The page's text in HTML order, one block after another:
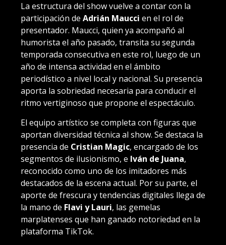
La estructura del show vuelve a contar con la
participación de Adrián Maucci en el rol de
presentador. Maucci, quien ya acompañó al
humorista el año pasado, transita su segunda
temporada consecutiva en este rol, luego de un
año de intensa actividad en el ámbito
periodístico a nivel local y nacional. Su presencia
aporta la sobriedad necesaria para conducir el
ritmo vertiginoso que propone el espectáculo.
El equipo artístico se completa con figuras que
aportan diversidad técnica al show. Se destaca la
presencia de Cristian Magic, encargado de los
segmentos de ilusionismo, e Iván de Juana,
reconocido como uno de los imitadores más
destacados de la escena actual. Por su parte, el
aporte de frescura y tendencias digitales llega de
la mano de Flavi y Lauri, las gemelas
marplatenses que han ganado notoriedad en la
plataforma TikTok.